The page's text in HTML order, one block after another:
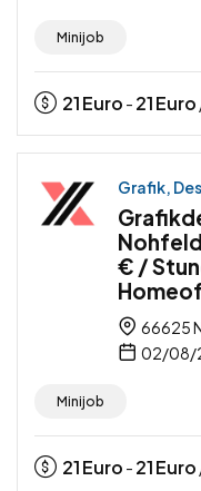
Minijob
21Euro - 21Euro
Grafik,
€ /
66625
02/08/
Minijob
21Euro - 21Euro